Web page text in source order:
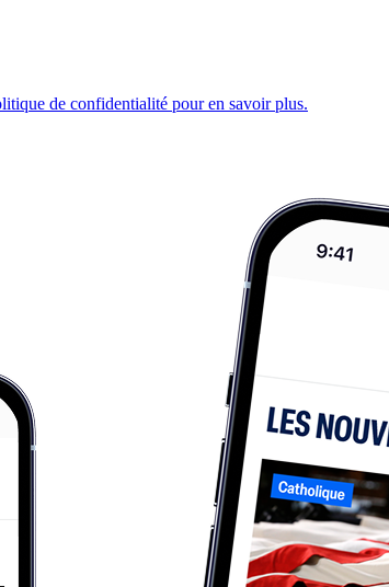
de confidentialité pour en savoir plus.